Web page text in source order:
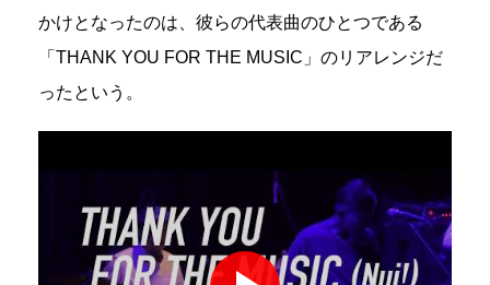
かけとなったのは、彼らの代表曲のひとつである
「THANK YOU FOR THE MUSIC」のリアレンジだ
ったという。